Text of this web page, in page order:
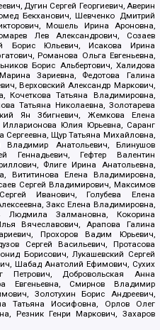
Дугин Сергей Георгиевич, Аверин
Бекханович, Шевченко Дмитрий
Мошель Ирина Ароновна,
Лев Александрович, Созаев
Борис Юльевич, Исакова Ирина
Романова Ольга Евгеньевна,
Борис Альбертович, Халидова
Зариевна, Федотова Галина
Верховский Александр Маркович,
Кочеткова Татьяна Владимировна,
Татьяна Николаевна, Золотарева
Ян Збигневич, Жемкова Елена
Илларионова Юлия Юрьевна, Саранг
Сергеевна, Щур Татьяна Михайловна,
Анатольевич, Блинушов
Геннадьевич, Гефтер Валентин
Флиге Ирина Анатольевна,
Вититинова Елена Владимировна,
Сергей Владимирович, Максимов
Иванович, Голубева Елена
Закс Елена Владимировна,
Людмила Залмановна, Кокорина
Вячеславович, Арапова Галина
Прохоров Вадим Юрьевич,
Сергей Васильевич, Протасова
Борисович, Лукашевский Сергей
Шабад Анатолий Ефимович, Сухих
Добровольская Анна
Евгеньевна, Смирнов Владимир
Золотухин Борис Андреевич,
Татьяна Иосифовна, Орлов Олег
Резник Генри Маркович, Захаров